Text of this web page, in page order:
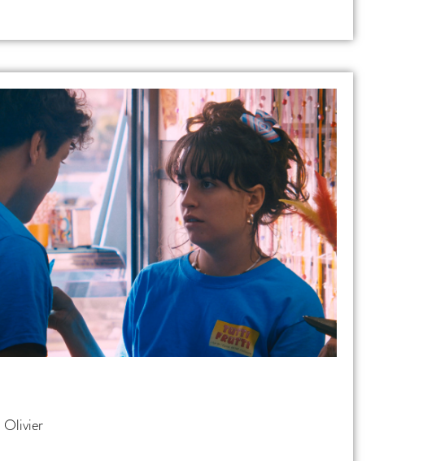
Olivier